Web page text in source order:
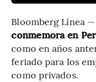
Bloomberg Línea —
conmemora en
como en años
feriado para los
como privados.